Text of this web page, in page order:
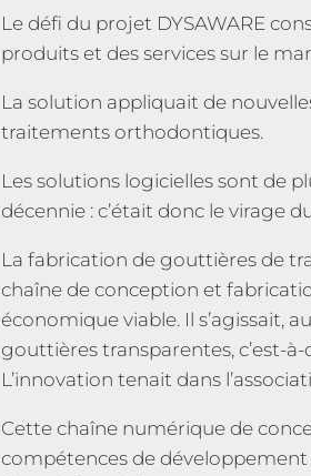
Le défi du projet DYSAWARE
produits et desservices sur le
La solution appliquait de
traitementsorthodontiques.
Les solutions logicielles sont de
décennie : c’était donc le virage
La fabrication de gouttières de
chaîne de conceptionet
économique viable. Il s’agissait,
gouttières transparentes, c’est-à-
L’innovation tenait dans
Cette chaîne numérique de
compétencesde